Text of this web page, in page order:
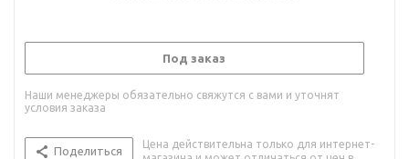
Под заказ
Наши менеджеры обязательно свяжутся с вами и уточнят
условия заказа
Поделиться
Цена действительна только для интернет-